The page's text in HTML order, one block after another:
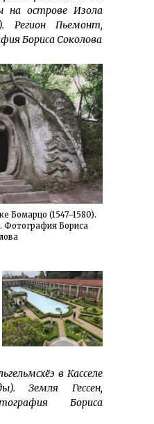
на ост­рове Изола
Регион Пьемонт,
Бориса Соколова
Бомарцо (1547–1580).
Фотография Бориса
в Касселе
Земля Гессен,
Бориса